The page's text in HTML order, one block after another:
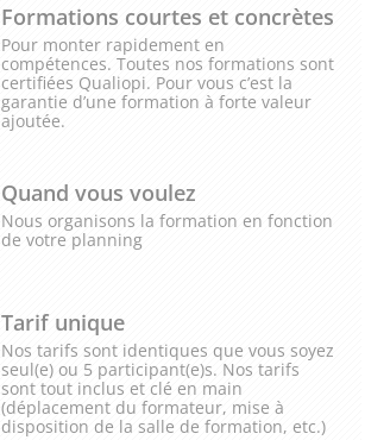
Formations courtes et concrètes
Pour monter rapidement en
compétences. Toutes nos formations sont
certifiées Qualiopi. Pour vous c’est la
garantie d’une formation à forte valeur
ajoutée.
Quand vous voulez
Nous organisons la formation en fonction
de votre planning
Tarif unique
Nos tarifs sont identiques que vous soyez
seul(e) ou 5 participant(e)s. Nos tarifs
sont tout inclus et clé en main
(déplacement du formateur, mise à
disposition de la salle de formation, etc.)